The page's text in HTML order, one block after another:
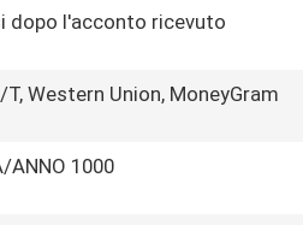
dopo l'acconto ricevuto
T, Western Union, MoneyGram
ANNO 1000